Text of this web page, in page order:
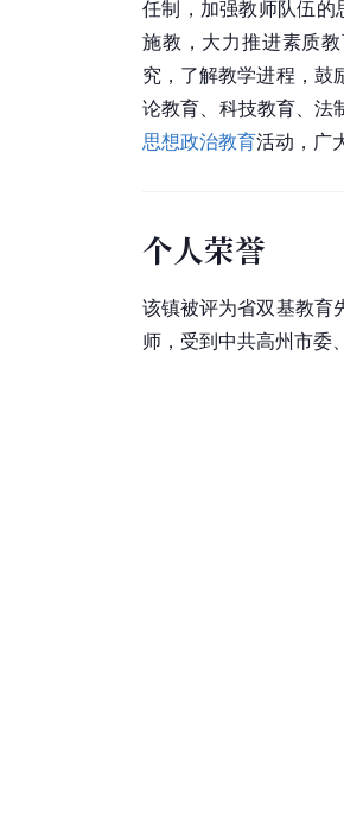
任制，加强教师队伍的
施教，大力推进素质
究，了解教学进程，鼓
论教育、科技教育、法
思想政治教育活动，广
个人荣誉
该镇被评为省双基教育
师，受到中共高州市委